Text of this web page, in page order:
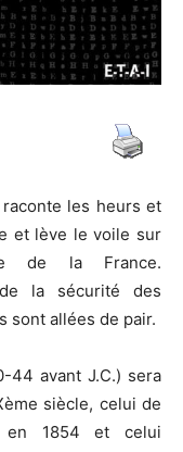
les heurs et
et lève le voile sur
de la France.
la sécurité des
sont allées de pair.
44 avant J.C.) sera
siècle, celui de
en 1854 et celui